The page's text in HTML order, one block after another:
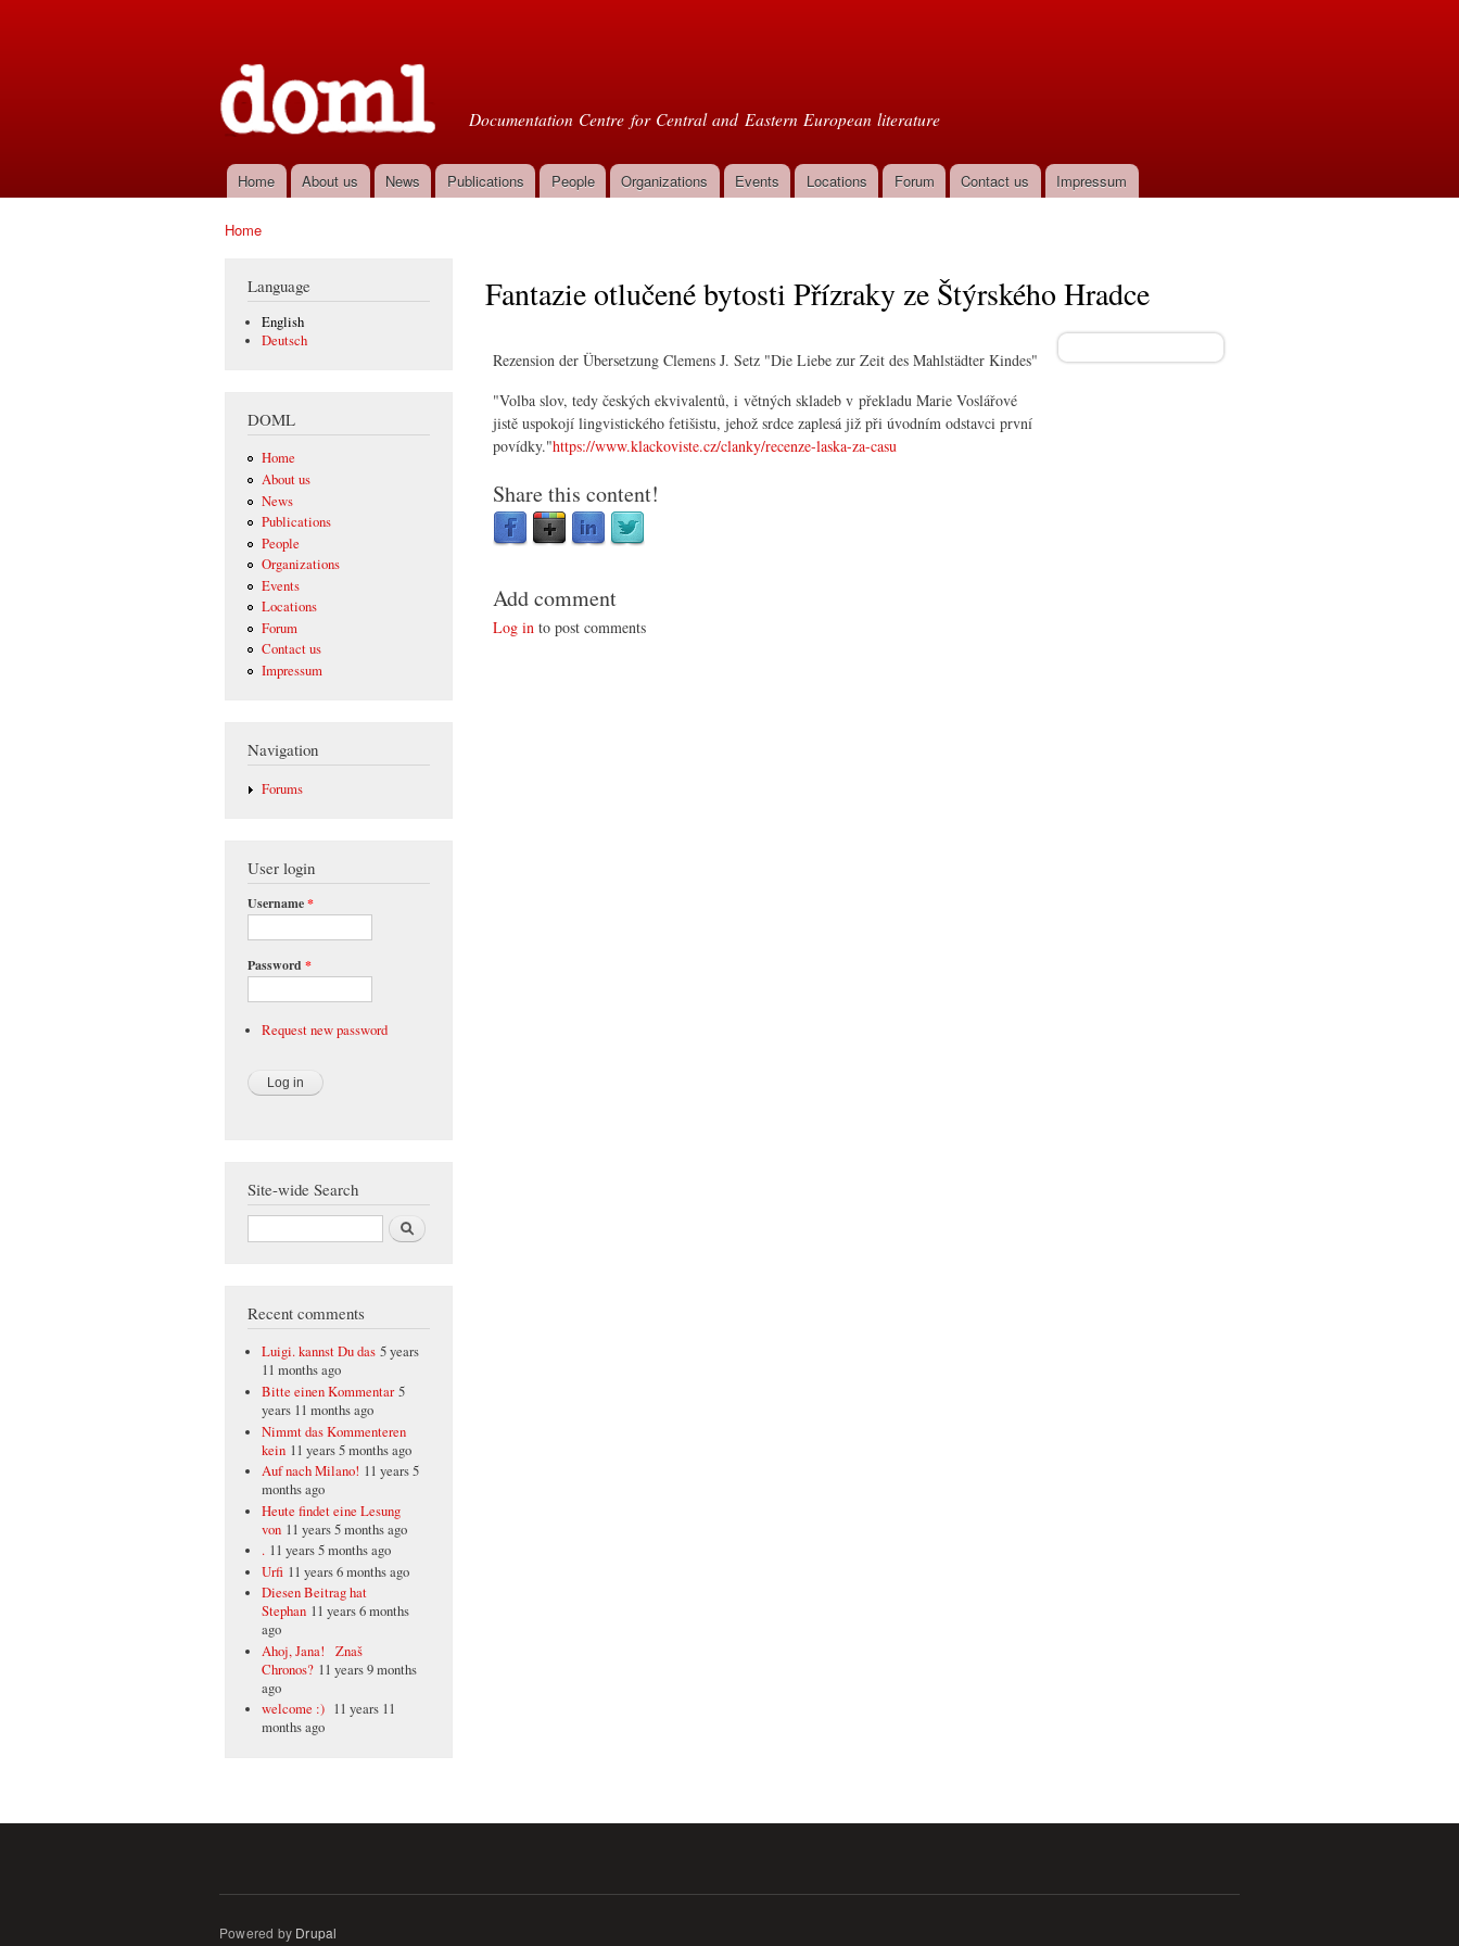
Documentation Centre for Central and Eastern European literature
Main menu
Home About us News Publications People Organizations Events Locations Forum Contact us Impressum
Home
Language
English
Deutsch
DOML
Home
About us
News
Publications
People
Organizations
Events
Locations
Forum
Contact us
Impressum
Navigation
Forums
User login
Username*
Password *
Request new password
Site-wide Search
Search
Recent comments
Luigi. kannst Du das 5 years
11 months ago
Bitte einen Kommentar 5
years 11 months ago
Nimmt das Kommenteren
kein 11 years 5 months ago
Auf nach Milano! 11 years 5
months ago
Heute findet eine Lesung
von 11 years 5 months ago
. 11 years 5 months ago
Urfi 11 years 6 months ago
Diesen Beitrag hat
Stephan 11 years 6 months
ago
Ahoj, Jana! Znaš
Chronos? 11 years 9 months
ago
welcome :) 11 years 11
months ago
Fantazie otlučené bytosti Přízraky ze Štýrského Hradce
Rezension der Übersetzung Clemens J. Setz "Die Liebe zur Zeit des Mahlstädter Kindes"
"Volba slov, tedy českých ekvivalentů, i větných skladeb v překladu Marie Voslářové
jistě uspokojí lingvistického fetišistu, jehož srdce zaplesá již při úvodním odstavci první
povídky."https://www.klackoviste.cz/clanky/recenze-laska-za-casu
Share this content!
Add comment
Log in to post comments
Powered by Drupal